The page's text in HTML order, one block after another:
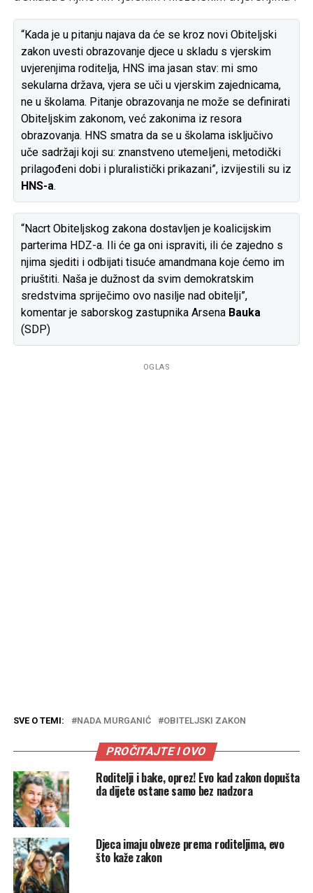
“Kada je u pitanju najava da će se kroz novi Obiteljski
zakon uvesti obrazovanje djece u skladu s vjerskim
uvjerenjima roditelja, HNS ima jasan stav: mi smo
sekularna država, vjera se uči u vjerskim zajednicama,
ne u školama. Pitanje obrazovanja ne može se definirati
Obiteljskim zakonom, već zakonima iz resora
obrazovanja. HNS smatra da se u školama isključivo
uče sadržaji koji su: znanstveno utemeljeni, metodički
prilagođeni dobi i pluralistički prikazani”, izvijestili su iz
HNS-a.
“Nacrt Obiteljskog zakona dostavljen je koalicijskim
parterima HDZ-a. Ili će ga oni ispraviti, ili će zajedno s
njima sjediti i odbijati tisuće amandmana koje ćemo im
priuštiti. Naša je dužnost da svim demokratskim
sredstvima spriječimo ovo nasilje nad obitelji”,
komentar je saborskog zastupnika Arsena Bauka
(SDP)
OGLAS
SVE O TEMI: NADA MURGANIĆ OBITELJSKI ZAKON
PROČITAJTE I OVO
Roditelji i bake, oprez! Evo kad zakon dopušta
da dijete ostane samo bez nadzora
Djeca imaju obveze prema roditeljima, evo
što kaže zakon